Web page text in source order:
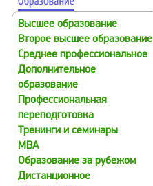
Высшее образование
Второе высшее образование
Среднее профессиональное
Дополнительное
образование
Профессиональная
переподготовка
Тренинги и семинары
MBA
Образование за рубежом
Дистанционное